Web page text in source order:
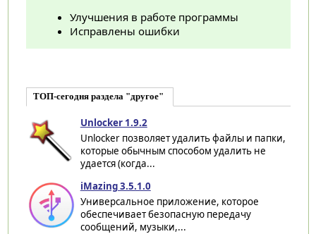
Улучшения в работе программы
Исправлены ошибки
ТОП-сегодня раздела "другое"
Unlocker 1.9.2
Unlocker позволяет удалить файлы и папки,
которые обычным способом удалить не
удается (когда...
iMazing 3.5.1.0
Универсальное приложение, которое
обеспечивает безопасную передачу
сообщений, музыки,...